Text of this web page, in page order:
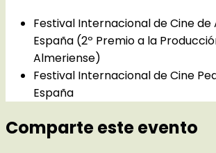
Festival Internacional de Cine de
España (2º Premio a la
Almeriense)
Festival Internacional de Cine
España
Comparte este evento